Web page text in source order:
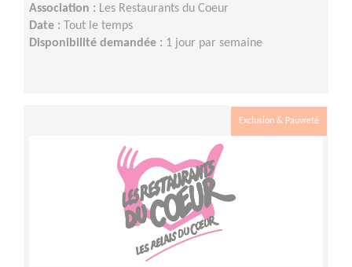
Association : Les Restaurants du Coeur
Date : Tout le temps
Disponibilité demandée : 1 jour par semaine
Exclusion & Pauvreté